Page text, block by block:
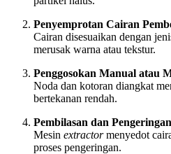
Penyemprotan Cairan
Cairan disesuaikan dengan
merusak warna atau tekstur.
Penggosokan Manual atau
Noda dan kotoran diangkat
bertekanan rendah.
Pembilasan dan Pengeringan
Mesin extractormenyedot
proses pengeringan.